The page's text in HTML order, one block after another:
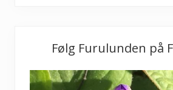
Følg Furulunden på